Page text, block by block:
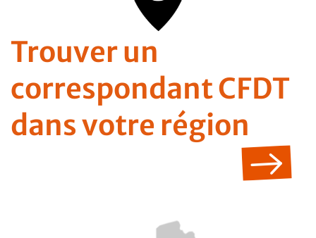
Trouver un
correspondant CFDT
dans votre région